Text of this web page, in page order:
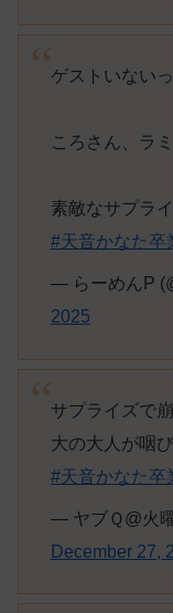
ゲストいない
ころさん、ラ
素敵なサプラ
#天音かなた卒
— らーめんP
2025
サプライズで崩
大の大人が咽
#天音かなた卒
— ヤブＱ@火
December 27,